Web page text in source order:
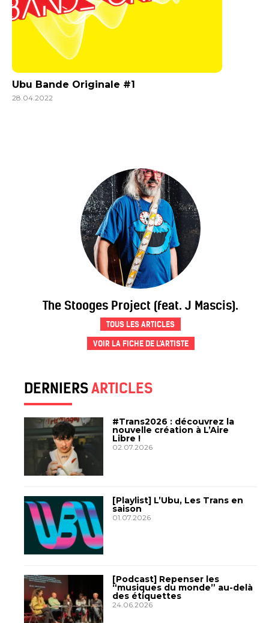
Ubu Bande Originale #1
28.04.2022
The Stooges Project (feat. J Mascis).
TOUS LES ARTICLES
VOIR LA FICHE DE L'ARTISTE
DERNIERSARTICLES
#Trans2026 : découvrez la
nouvelle création à L’Aire
Libre !
02.07.2026
[Playlist] L’Ubu, Les Trans en
saison
01.07.2026
[Podcast] Repenser les
“musiques du monde” au-delà
des étiquettes
24.06.2026